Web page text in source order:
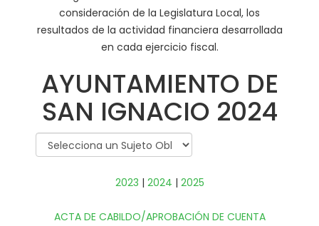
consideración de la Legislatura Local, los
resultados de la actividad financiera desarrollada
en cada ejercicio fiscal.
AYUNTAMIENTO DE
SAN IGNACIO 2024
2023 | 2024 | 2025
ACTA DE CABILDO/APROBACIÓN DE CUENTA